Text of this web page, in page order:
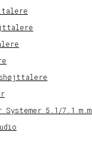
5.1/7.1 m.m.